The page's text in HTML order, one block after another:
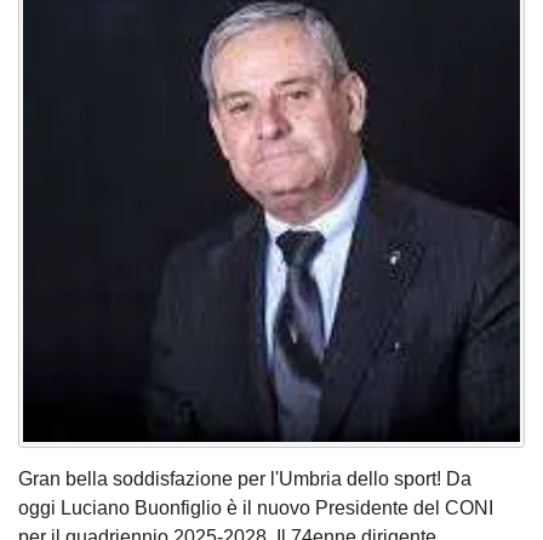
Gran bella soddisfazione per l'Umbria dello sport! Da
oggi Luciano Buonfiglio è il nuovo Presidente del CONI